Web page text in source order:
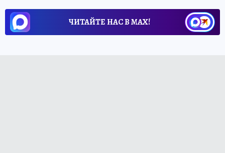
ЧИТАЙТЕ НАС В МАХ!